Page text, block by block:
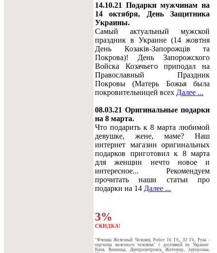
14.10.21 Подарки мужчинам на
14 октября, День Защитника
Украины.
Самый актуальный мужской
праздник в Украине (14 жовтня
День Козаків-Запорожців та
Покрова)! День Запорожского
Войска Козачьего приподал на
Православный Праздник
Покровы (Матерь Божья была
покровительницей всех Далее ...
08.03.21 Оригинальные подарки
на 8 марта.
Что подарить к 8 марта любимой
девушке, жене, маме? Наш
интернет магазин оригинальных
подарков приготовил к 8 марта
для женщин нечто новое и
интересное... Рекомендуем
прочитать наши статьи про
подарки на 14 Далее ...
3%
СКИДКА!
"Флешка Железный Человек, Робот 16 Гб,, 32 Гб, Рука -
перчатка железного человека" c доставкой по Украине:
Киев, Винница, Днепропетровск, Житомир, Запорожье,